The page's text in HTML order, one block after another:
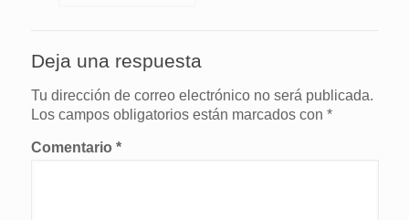
Deja una respuesta
Tu dirección de correo electrónico no será publicada.
Los campos obligatorios están marcados con *
Comentario *